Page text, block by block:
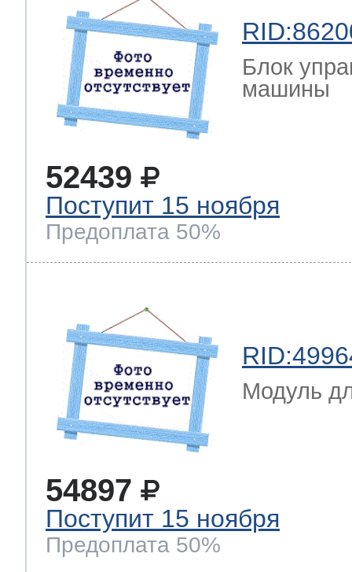
Блок
машины
52439
Поступит 15 ноября
Предоплата 50%
Модуль
54897
Поступит 15 ноября
Предоплата 50%